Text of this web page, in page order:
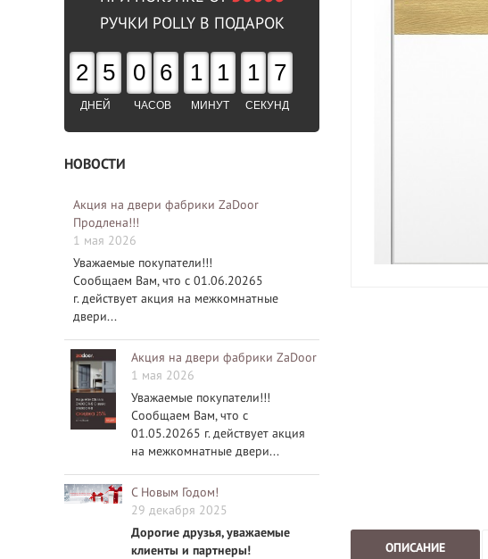
РУЧКИ POLLY В ПОДАРОК
2 5
ДНЕЙ
0 6
ЧАСОВ
1 1
МИНУТ
1 6
СЕКУНД
НОВОСТИ
Акция на двери фабрики ZaDoor
Продлена!!!
1 мая 2026
Уважаемые покупатели!!!
Сообщаем Вам, что с 01.06.20265
г. действует акция на межкомнатные
двери...
Акция на двери фабрики ZaDoor
1 мая 2026
Уважаемые покупатели!!!
Сообщаем Вам, что с
01.05.20265 г. действует акция
на межкомнатные двери...
С Новым Годом!
29 декабря 2025
Дорогие друзья, уважаемые
клиенты и партнеры!
ОПИСАНИЕ